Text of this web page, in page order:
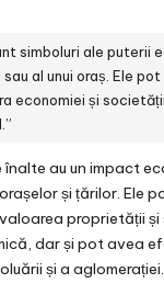
simboluri ale puterii
al unui oraș. Ele
economiei și
înalte au un impact
și țărilor. Ele
proprietății și
dar și pot avea
și a